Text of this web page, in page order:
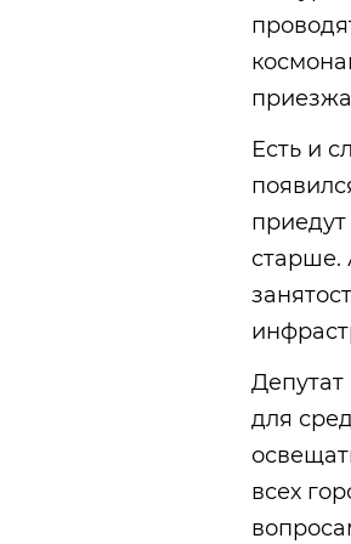
Есть и
старше.
для
всех